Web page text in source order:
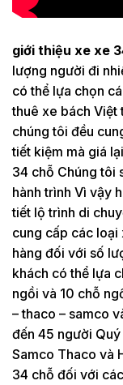
giới thiệu xe xe
lượng người đi
có thể lựa chọn
thuê xe bách Việt
chúng tôi đều
tiết kiệm mà giá
34 chỗ Chúng tôi
hành trình Vì vậy
tiết lộ trình di
cung cấp các loại
hàng đối với số
khách có thể lựa
ngồi và 10 chỗ
– thaco – samco
đến 45 người
Samco Thaco và
34 chỗ đối với